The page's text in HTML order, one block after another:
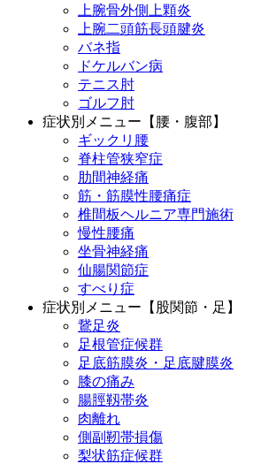
上腕骨外側上顆炎
上腕二頭筋長頭腱炎
バネ指
ドケルバン病
テニス肘
ゴルフ肘
症状別メニュー【腰・腹部】
ギックリ腰
脊柱管狭窄症
肋間神経痛
筋・筋膜性腰痛症
椎間板ヘルニア専門施術
慢性腰痛
坐骨神経痛
仙腸関節症
すべり症
症状別メニュー【股関節・足】
鵞足炎
足根管症候群
足底筋膜炎・足底腱膜炎
膝の痛み
腸脛靱帯炎
肉離れ
側副靭帯損傷
梨状筋症候群